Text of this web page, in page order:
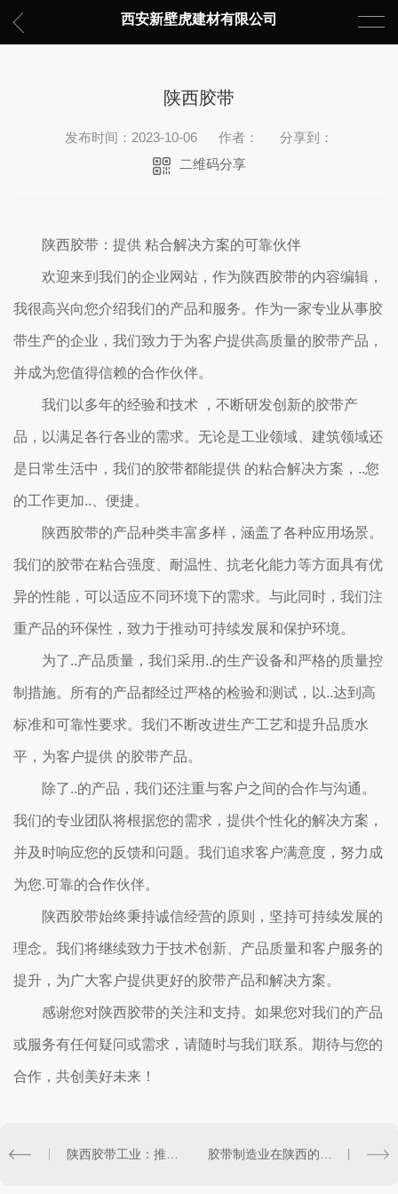
西安新壁虎建材有限公司
陕西胶带
发布时间：2023-10-06 作者：
分享到：
二维码分享
陕西胶带：提供 粘合解决方案的可靠伙伴
欢迎来到我们的企业网站，作为陕西胶带的内容编辑，
我很高兴向您介绍我们的产品和服务。作为一家专业从事胶
带生产的企业，我们致力于为客户提供高质量的胶带产品，
并成为您值得信赖的合作伙伴。
我们以多年的经验和技术 ，不断研发创新的胶带产
品，以满足各行各业的需求。无论是工业领域、建筑领域还
是日常生活中，我们的胶带都能提供 的粘合解决方案，..您
的工作更加..、便捷。
陕西胶带的产品种类丰富多样，涵盖了各种应用场景。
我们的胶带在粘合强度、耐温性、抗老化能力等方面具有优
异的性能，可以适应不同环境下的需求。与此同时，我们注
重产品的环保性，致力于推动可持续发展和保护环境。
为了..产品质量，我们采用..的生产设备和严格的质量控
制措施。所有的产品都经过严格的检验和测试，以..达到高
标准和可靠性要求。我们不断改进生产工艺和提升品质水
平，为客户提供 的胶带产品。
除了..的产品，我们还注重与客户之间的合作与沟通。
我们的专业团队将根据您的需求，提供个性化的解决方案，
并及时响应您的反馈和问题。我们追求客户满意度，努力成
为您.可靠的合作伙伴。
陕西胶带始终秉持诚信经营的原则，坚持可持续发展的
理念。我们将继续致力于技术创新、产品质量和客户服务的
提升，为广大客户提供更好的胶带产品和解决方案。
感谢您对陕西胶带的关注和支持。如果您对我们的产品
或服务有任何疑问或需求，请随时与我们联系。期待与您的
合作，共创美好未来！